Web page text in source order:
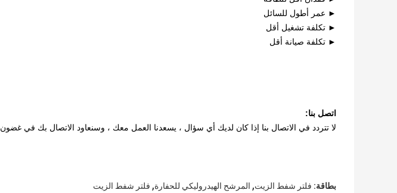
► عمر أطول للسائل
► تكلفة تشغيل أقل
► تكلفة صيانة أقل
اتصل بنا:
لا تتردد في الاتصال بنا إذا كان لديك أي سؤال ، يسعدنا العمل معك ، وسنعاود الاتصال بك في غضون 24 ساعة.
بطاقة: فلتر شفط الزيت, المرشح الهيدروليكي للحفارة, فلتر شفط الزيت